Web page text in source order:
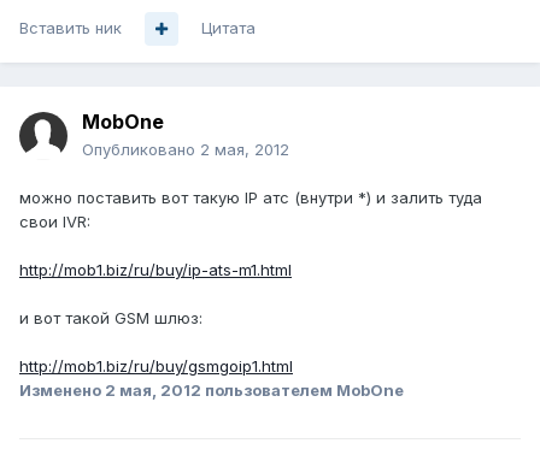
Вставить ник Цитата
MobOne
Опубликовано 2 мая, 2012
можно поставить вот такую IP атс (внутри *) и залить туда
свои IVR:
http://mob1.biz/ru/buy/ip-ats-m1.html
и вот такой GSM шлюз:
http://mob1.biz/ru/buy/gsmgoip1.html
Изменено 2 мая, 2012 пользователем MobOne